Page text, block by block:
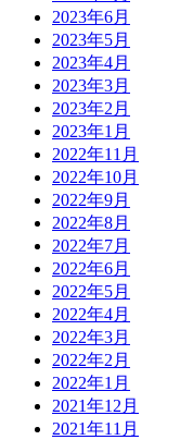
2023年6月
2023年5月
2023年4月
2023年3月
2023年2月
2023年1月
2022年11月
2022年10月
2022年9月
2022年8月
2022年7月
2022年6月
2022年5月
2022年4月
2022年3月
2022年2月
2022年1月
2021年12月
2021年11月